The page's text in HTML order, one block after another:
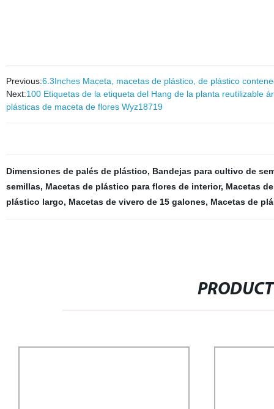
Previous:6.3Inches Maceta, macetas de plástico, de plástico
Next:100 Etiquetas de la etiqueta del Hang de la planta reutilizable
plásticas de maceta de flores Wyz18719
Dimensiones de palés de plástico, Bandejas para cultivo de
semillas, Macetas de plástico para flores de interior, Macetas
plástico largo, Macetas de vivero de 15 galones, Macetas de